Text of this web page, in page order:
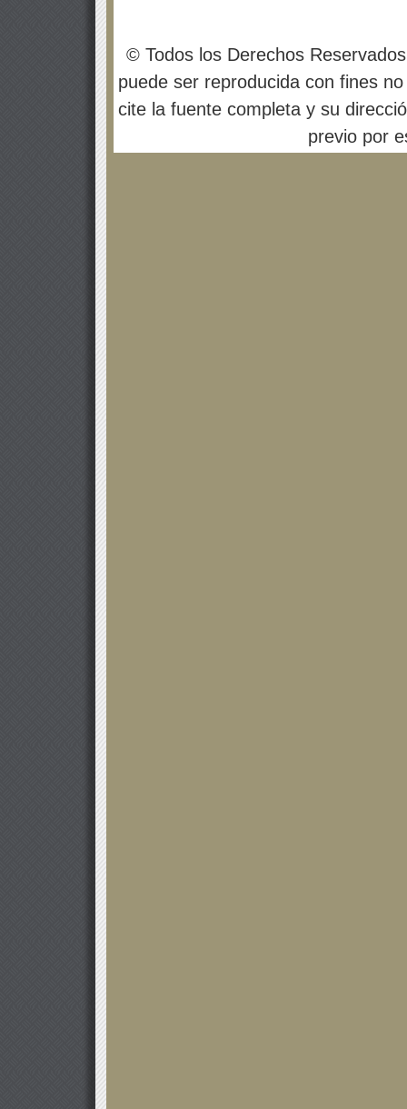
© Todos los Derechos
puede ser reproducida con fines
cite la fuente completa y su
previo por